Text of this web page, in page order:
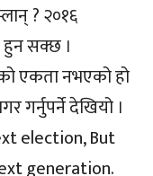
? २०१६
हुन सक्छ ।
एकता नभएको हो
गर्नुपर्ने देखियो ।
election, But
generation.